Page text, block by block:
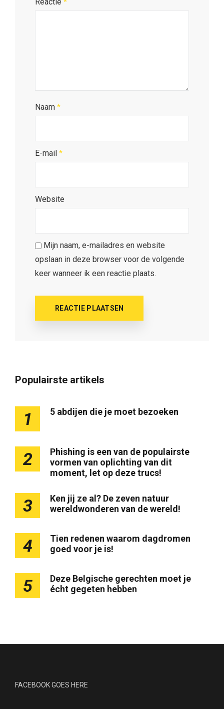
Naam *
E-mail *
Website
Mijn naam, e-mailadres en website
opslaan in deze browser voor de volgende
keer wanneer ik een reactie plaats.
Populairste artikels
1 5 abdijen die je moet bezoeken
2
Phishing is een van de populairste
vormen van oplichting van dit
moment, let op deze trucs!
3
Ken jij ze al? De zeven natuur
wereldwonderen van de wereld!
4
Tien redenen waarom dagdromen
goed voor je is!
5
Deze Belgische gerechten moet je
écht gegeten hebben
FACEBOOK GOES HERE